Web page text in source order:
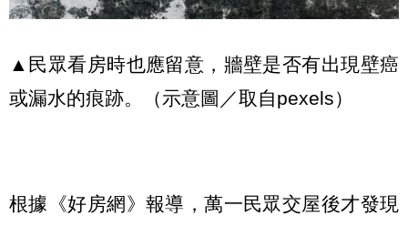
▲民眾看房時也應留意，牆壁是否有出現壁癌
或漏水的痕跡。（示意圖／取自pexels）
根據《好房網》報導，萬一民眾交屋後才發現